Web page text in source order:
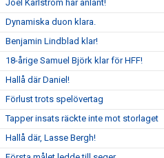
Joel Karlström har anlänt!
Dynamiska duon klara.
Benjamin Lindblad klar!
18-årige Samuel Björk klar för HFF!
Hallå där Daniel!
Förlust trots spelövertag
Tapper insats räckte inte mot storlaget
Hallå där, Lasse Bergh!